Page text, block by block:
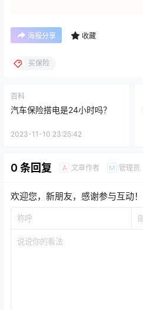
海报分享 收藏
买保险
百科
汽车保险搭电是24小时吗？
2023-11-10 23:25:42
0 条回复 A 文章作者 M 管理员
欢迎您，新朋友，感谢参与互动！